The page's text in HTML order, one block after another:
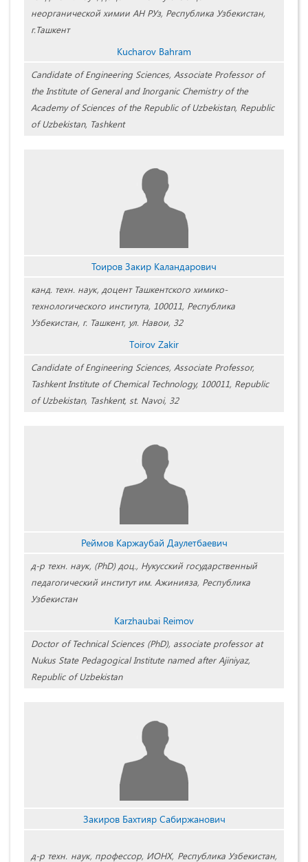
неорганической химии АН РУз, Республика Узбекистан,
г.Ташкент
Kucharov Bahram
Candidate of Engineering Sciences, Associate Professor of
the Institute of General and Inorganic Chemistry of the
Academy of Sciences of the Republic of Uzbekistan, Republic
of Uzbekistan, Tashkent
Тоиров Закир Каландарович
канд. техн. наук, доцент Ташкентского химико-
технологического института, 100011, Республика
Узбекистан, г. Ташкент, ул. Навои, 32
Tоirov Zakir
Candidate of Engineering Sciences, Associate Professor,
Tashkent Institute of Chemical Technology, 100011, Republic
of Uzbekistan, Tashkent, st. Navoi, 32
Реймов Каржаубай Даулетбаевич
д-р техн. наук, (PhD) доц., Нукусский государственный
педагогический институт им. Ажинияза, Республика
Узбекистан
Karzhaubai Reimov
Doctor of Technical Sciences (PhD), associate professor at
Nukus State Pedagogical Institute named after Ajiniyaz,
Republic of Uzbekistan
Закиров Бахтияр Сабиржанович
д-р техн. наук, профессор, ИОНХ, Республика Узбекистан,